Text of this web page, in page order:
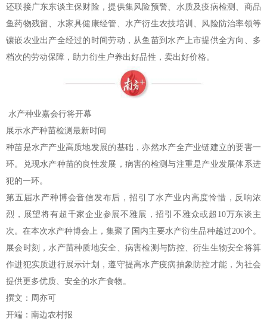
还联接广东东谈主保财险，提供集风险预警、水质及疫病检测、商品
鱼药物残留、水家具健康经管、水产衍生农技培训、风险防治率领等
镶嵌农业出产全经过的时间劳动，从鱼苗到水产上市提供全方向、多
档次的劳动保障，助力衍生户养出好品性，卖出好价格。
水产种业嘉会行将开幕
展示水产种苗检测最新时间
种苗是水产产业高质地发展的基础，亦然水产全产业链建立的要害一
环。兑现水产种苗的良性发展，病害的检测与注重是产业发展体系进
犯的一环。
第五届水产种博会音信发布后，招引了水产业内高度怜惜，反响浓
烈，展望将有超千家企业参展不雅展，招引不雅众或超10万东谈主
次。在本次水产种博会上，集聚了国内主要水产衍生品种越过200个。
展会时刻，水产苗种质地安全、病害检测与防控、衍生生物安全将算
作进犯实质进行展示计划，遵守提高水产疫病抽象防控才能，为社会
提供更多优质、安全的水产食物。
撰文：周亦可
开端：南边农村报